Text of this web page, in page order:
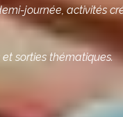
journée, activités
sorties thématiques.